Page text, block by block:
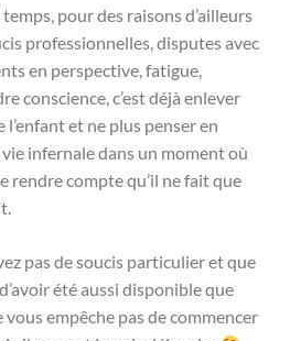
pour des raisons d’ailleurs
professionnelles, disputes avec
en perspective, fatigue,
conscience, c’est déjà enlever
l’enfant et ne plus penser en
infernale dans un moment où
rendre compte qu’il ne fait que
pas de soucis particulier et que
été aussi disponible que
vous empêche pas de commencer